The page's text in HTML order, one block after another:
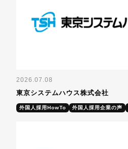
2026.07.08
東京システムハウス株式会社
外国人採用HowTo 外国人採用企業の声